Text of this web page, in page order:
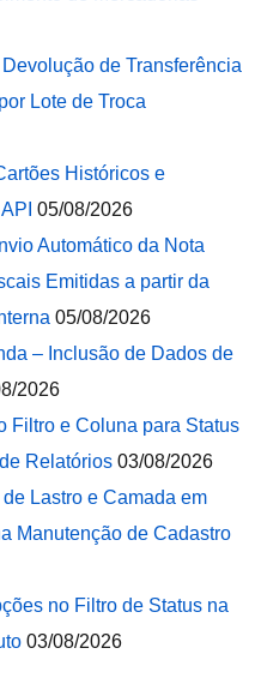
de Transferência
Lote de Troca
Históricos e
05/08/2026
Automático da Nota
Emitidas a partir da
05/08/2026
– Inclusão de Dados de
2026
Filtro e Coluna para Status
Relatórios 03/08/2026
Lastro e Camada em
Manutenção de Cadastro
no Filtro de Status na
03/08/2026